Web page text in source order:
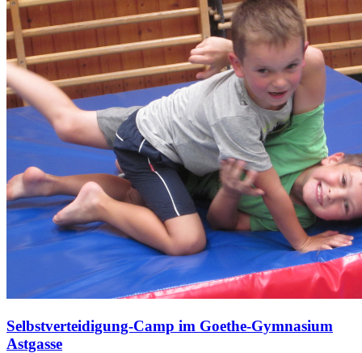
Selbstverteidigung-Camp im Goethe-Gymnasium
Astgasse